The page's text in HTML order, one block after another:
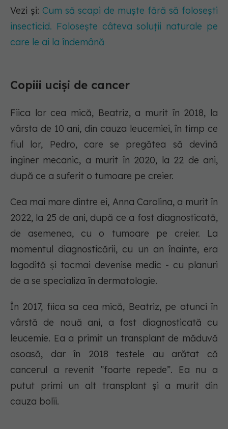
Vezi și: Cum să scapi de muște fără să folosești
insecticid. Folosește câteva soluții naturale pe
care le ai la îndemână
Copiii uciși de cancer
Fiica lor cea mică, Beatriz, a murit în 2018, la
vârsta de 10 ani, din cauza leucemiei, în timp ce
fiul lor, Pedro, care se pregătea să devină
inginer mecanic, a murit în 2020, la 22 de ani,
după ce a suferit o tumoare pe creier.
Cea mai mare dintre ei, Anna Carolina, a murit în
2022, la 25 de ani, după ce a fost diagnosticată,
de asemenea, cu o tumoare pe creier. La
momentul diagnosticării, cu un an înainte, era
logodită și tocmai devenise medic - cu planuri
de a se specializa în dermatologie.
În 2017, fiica sa cea mică, Beatriz, pe atunci în
vârstă de nouă ani, a fost diagnosticată cu
leucemie. Ea a primit un transplant de măduvă
osoasă, dar în 2018 testele au arătat că
cancerul a revenit ”foarte repede”. Ea nu a
putut primi un alt transplant și a murit din
cauza bolii.